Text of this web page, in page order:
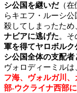
シ公国を継いだ（在
らキエフ・ルーシ
殺してしまったため
ナビアに逃げた。そ
軍を得てヤロボル
シ公国全体の支配者
ヴォロディーミル
フ海、ヴォルガ川
部-ウクライナ西部